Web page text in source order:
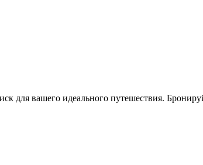
вашего идеального путешествия.